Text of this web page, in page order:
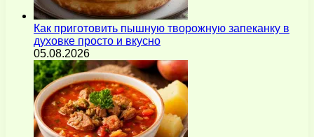
Как приготовить пышную творожную запеканку в
духовке просто и вкусно
05.08.2026